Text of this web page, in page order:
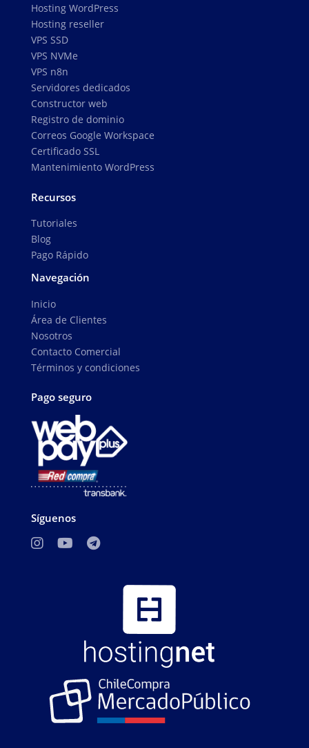
Hosting WordPress
Hosting reseller
VPS SSD
VPS NVMe
VPS n8n
Servidores dedicados
Constructor web
Registro de dominio
Correos Google Workspace
Certificado SSL
Mantenimiento WordPress
Recursos
Tutoriales
Blog
Pago Rápido
Navegación
Inicio
Área de Clientes
Nosotros
Contacto Comercial
Términos y condiciones
Pago seguro
Síguenos